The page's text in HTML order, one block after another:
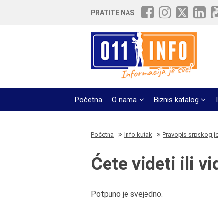
PRATITE NAS
Početna O nama Biznis katalog
Početna Info kutak Pravopis srpskog
Ćete videti ili
Potpuno je svejedno.